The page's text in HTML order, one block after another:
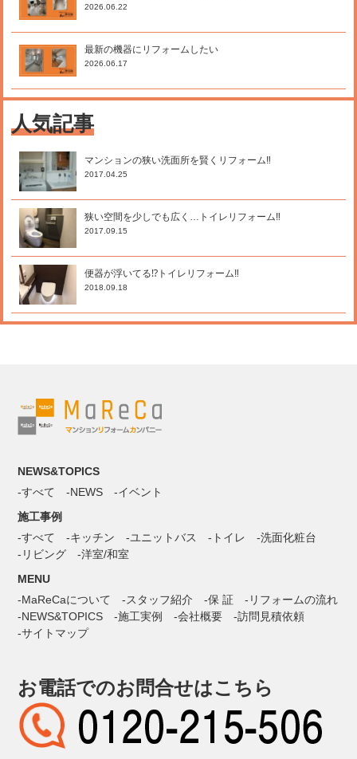
2026.06.22
最新の機器にリフォームしたい
2026.06.17
人気記事
マンションの狭い洗面所を賢くリフォーム‼
2017.04.25
狭い空間を少しでも広く…トイレリフォーム‼
2017.09.15
便器が浮いてる⁉トイレリフォーム‼
2018.09.18
NEWS&TOPICS
すべて
NEWS
イベント
施工事例
すべて
キッチン ユニットバス トイレ
洗面化粧台
リビング
洋室/和室
MENU
MaReCaについて
スタッフ紹介 保 証
リフォームの流れ
NEWS&TOPICS
施工実例 会社概要
訪問見積依頼
サイトマップ
お電話でのお問合せはこちら